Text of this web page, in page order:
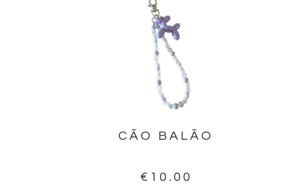
CÃO BALÃO
€ 10.00